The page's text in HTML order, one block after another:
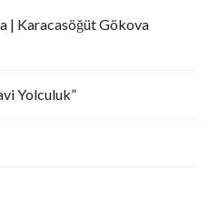
| Karacasöğüt Gökova
Yolculuk”